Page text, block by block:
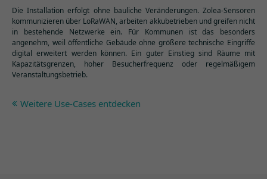
Die Installation erfolgt ohne bauliche Veränderungen. Zolea-Sensoren
kommunizieren über LoRaWAN, arbeiten akkubetrieben und greifen nicht
in bestehende Netzwerke ein. Für Kommunen ist das besonders
angenehm, weil öffentliche Gebäude ohne größere technische Eingriffe
digital erweitert werden können. Ein guter Einstieg sind Räume mit
Kapazitätsgrenzen, hoher Besucherfrequenz oder regelmäßigem
Veranstaltungsbetrieb.
Weitere Use-Cases entdecken